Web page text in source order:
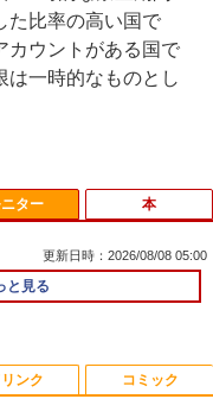
た比率の高い国で
カウントがある国で
は一時的なものとし
ター
更新日時：2026/08/08 05:00
と見る
本
解答集 2026 国公立大
リンク コミック